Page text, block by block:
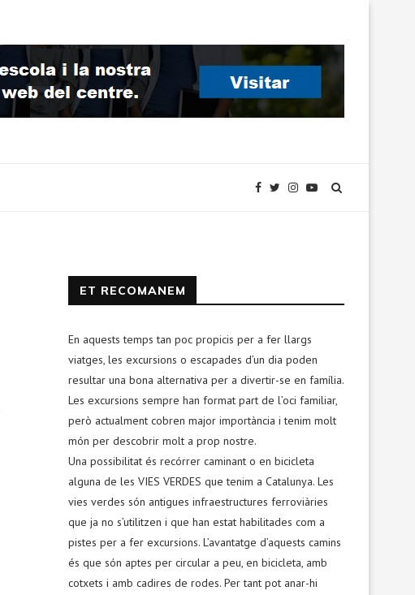
ET RECOMANEM
En aquests temps tan poc propicis per a fer llargs
viatges, les excursions o escapades d’un dia poden
resultar una bona alternativa per a divertir-se en família.
Les excursions sempre han format part de l’oci familiar,
però actualment cobren major importància i tenim molt
món per descobrir molt a prop nostre.
Una possibilitat és recórrer caminant o en bicicleta
alguna de les VIES VERDES que tenim a Catalunya. Les
vies verdes són antigues infraestructures ferroviàries
que ja no s’utilitzen i que han estat habilitades com a
pistes per a fer excursions. L’avantatge d’aquests camins
és que són aptes per circular a peu, en bicicleta, amb
cotxets i amb cadires de rodes. Per tant pot anar-hi